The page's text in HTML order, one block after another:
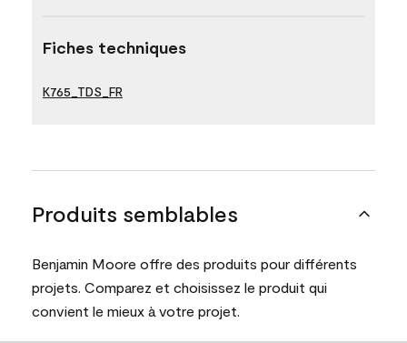
Fiches techniques
K765_TDS_FR
Produits semblables
Benjamin Moore offre des produits pour différents
projets. Comparez et choisissez le produit qui
convient le mieux à votre projet.